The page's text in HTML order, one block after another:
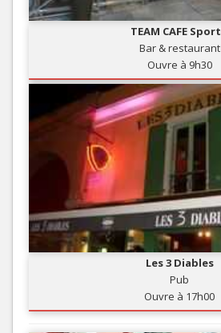
TEAM CAFE
Bar & restaurant
Ouvre à 9h30
Les 3 Diables
Pub
Ouvre à 17h00